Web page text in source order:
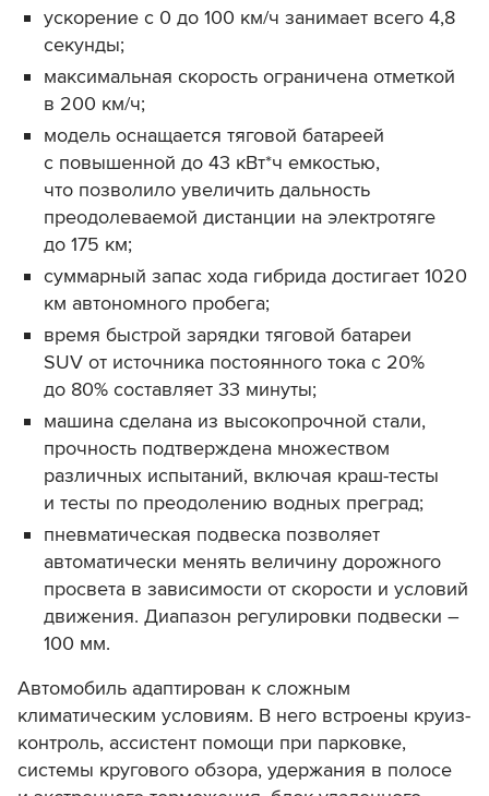
ускорение с 0 до 100 км/ч занимает всего 4,8
секунды;
максимальная скорость ограничена отметкой
в 200 км/ч;
модель оснащается тяговой батареей
с повышенной до 43 кВт*ч емкостью,
что позволило увеличить дальность
преодолеваемой дистанции на электротяге
до 175 км;
суммарный запас хода гибрида достигает 1020
км автономного пробега;
время быстрой зарядки тяговой батареи
SUV от источника постоянного тока c 20%
до 80% составляет 33 минуты;
машина сделана из высокопрочной стали,
прочность подтверждена множеством
различных испытаний, включая краш-тесты
и тесты по преодолению водных преград;
пневматическая подвеска позволяет
автоматически менять величину дорожного
просвета в зависимости от скорости и условий
движения. Диапазон регулировки подвески –
100 мм.
Автомобиль адаптирован к сложным
климатическим условиям. В него встроены круиз-
контроль, ассистент помощи при парковке,
системы кругового обзора, удержания в полосе